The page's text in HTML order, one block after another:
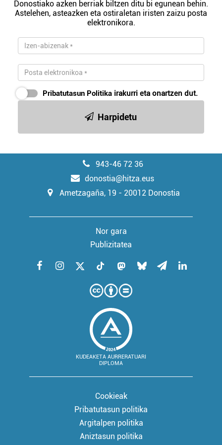
Donostiako azken berriak biltzen ditu bi egunean behin.
Astelehen, asteazken eta ostiraletan iristen zaizu posta
elektronikora.
Pribatutasun Politika irakurri eta onartzen dut.
Harpidetu
943-46 72 36
donostia@hitza.eus
Ametzagaña, 19 - 20012 Donostia
Nor gara
Publizitatea
KUDEAKETA AURRERATUARI
DIPLOMA
Cookieak
Pribatutasun politika
Argitalpen politika
Aniztasun politika